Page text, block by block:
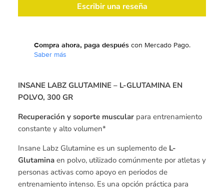
Escribir una reseña
Compra ahora, paga después con Mercado Pago.
Saber más
INSANE LABZ GLUTAMINE – L-GLUTAMINA EN
POLVO, 300 GR
Recuperación y soporte muscular para entrenamiento
constante y alto volumen*
Insane Labz Glutamine es un suplemento de L-
Glutamina en polvo, utilizado comúnmente por atletas y
personas activas como apoyo en periodos de
entrenamiento intenso. Es una opción práctica para